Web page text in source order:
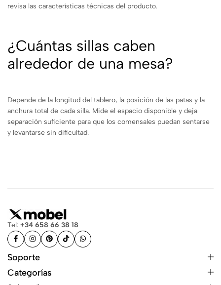
revisa las características técnicas del producto.
¿Cuántas sillas caben
alrededor de una mesa?
Depende de la longitud del tablero, la posición de las patas y la
anchura total de cada silla. Mide el espacio disponible y deja
separación suficiente para que los comensales puedan sentarse
y levantarse sin dificultad.
Tel: +34 658 66 38 18
Soporte
Categorías